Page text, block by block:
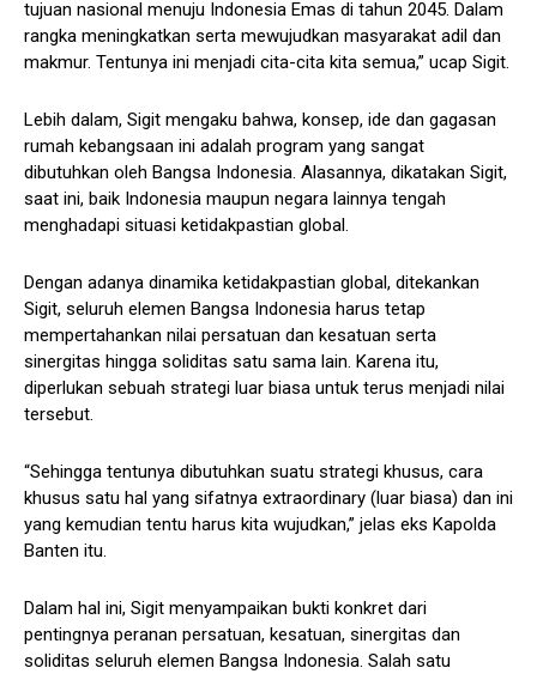
tujuan nasional menuju Indonesia Emas di tahun 2045. Dalam
rangka meningkatkan serta mewujudkan masyarakat adil dan
makmur. Tentunya ini menjadi cita-cita kita semua,” ucap Sigit.
Lebih dalam, Sigit mengaku bahwa, konsep, ide dan gagasan
rumah kebangsaan ini adalah program yang sangat
dibutuhkan oleh Bangsa Indonesia. Alasannya, dikatakan Sigit,
saat ini, baik Indonesia maupun negara lainnya tengah
menghadapi situasi ketidakpastian global.
Dengan adanya dinamika ketidakpastian global, ditekankan
Sigit, seluruh elemen Bangsa Indonesia harus tetap
mempertahankan nilai persatuan dan kesatuan serta
sinergitas hingga soliditas satu sama lain. Karena itu,
diperlukan sebuah strategi luar biasa untuk terus menjadi nilai
tersebut.
“Sehingga tentunya dibutuhkan suatu strategi khusus, cara
khusus satu hal yang sifatnya extraordinary (luar biasa) dan ini
yang kemudian tentu harus kita wujudkan,” jelas eks Kapolda
Banten itu.
Dalam hal ini, Sigit menyampaikan bukti konkret dari
pentingnya peranan persatuan, kesatuan, sinergitas dan
soliditas seluruh elemen Bangsa Indonesia. Salah satu